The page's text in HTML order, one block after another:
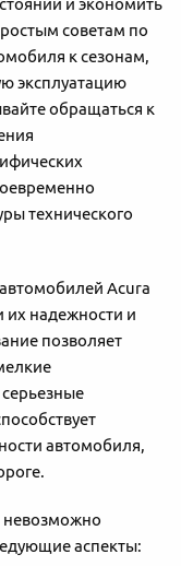
советам по
к сезонам,
эксплуатацию
обращаться к
технического
Acura
их надежности и
позволяет
автомобиля,
невозможно
аспекты: